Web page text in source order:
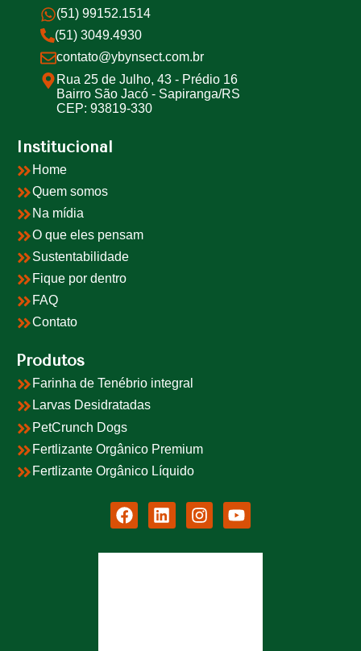
(51) 99152.1514
(51) 3049.4930
contato@ybynsect.com.br
Rua 25 de Julho, 43 - Prédio 16
Bairro São Jacó - Sapiranga/RS
CEP: 93819-330
Institucional
Home
Quem somos
Na mídia
O que eles pensam
Sustentabilidade
Fique por dentro
FAQ
Contato
Produtos
Farinha de Tenébrio integral
Larvas Desidratadas
PetCrunch Dogs
Fertlizante Orgânico Premium
Fertlizante Orgânico Líquido